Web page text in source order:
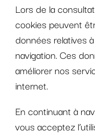
Lors de la
cookies peuvent
données relatives
navigation. Ces
améliorer nos
internet.
En continuant à
vous acceptez